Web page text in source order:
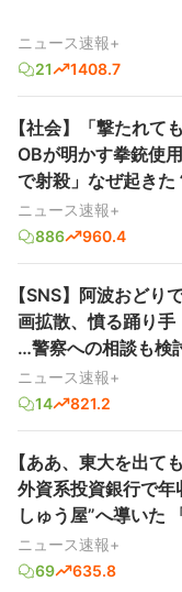
ニュース速報+
21
1408.7
【社会】「撃たれて
OBが明かす拳銃使
で射殺」なぜ起きた
ニュース速報+
886
960.4
【SNS】阿波おどり
画拡散、憤る踊り手
…警察への相談も検
ニュース速報+
14
821.2
【ああ、東大を出て
外資系投資銀行で年
しゅう屋”へ導いた
ニュース速報+
69
635.8